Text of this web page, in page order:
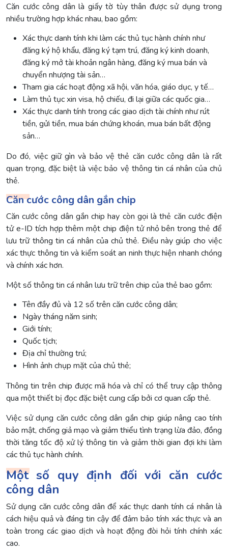
Căn cước công dân là giấy tờ tùy thân được sử dụng trong
nhiều trường hợp khác nhau, bao gồm:
Xác thực danh tính khi làm các thủ tục hành chính như
đăng ký hộ khẩu, đăng ký tạm trú, đăng ký kinh doanh,
đăng ký mở tài khoản ngân hàng, đăng ký mua bán và
chuyển nhượng tài sản…
Tham gia các hoạt động xã hội, văn hóa, giáo dục, y tế…
Làm thủ tục xin visa, hộ chiếu, đi lại giữa các quốc gia…
Xác thực danh tính trong các giao dịch tài chính như rút
tiền, gửi tiền, mua bán chứng khoán, mua bán bất động
sản…
Do đó, việc giữ gìn và bảo vệ thẻ căn cước công dân là rất
quan trọng, đặc biệt là việc bảo vệ thông tin cá nhân của chủ
thẻ.
Căn cước công dân gắn chip
Căn cước công dân gắn chip hay còn gọi là thẻ căn cước điện
tử e-ID tích hợp thêm một chip điện tử nhỏ bên trong thẻ để
lưu trữ thông tin cá nhân của chủ thẻ. Điều này giúp cho việc
xác thực thông tin và kiểm soát an ninh thực hiện nhanh chóng
và chính xác hơn.
Một số thông tin cá nhân lưu trữ trên chip của thẻ bao gồm:
Tên đầy đủ và 12 số trên căn cước công dân;
Ngày tháng năm sinh;
Giới tính;
Quốc tịch;
Địa chỉ thường trú;
Hình ảnh chụp mặt của chủ thẻ;
Thông tin trên chip được mã hóa và chỉ có thể truy cập thông
qua một thiết bị đọc đặc biệt cung cấp bởi cơ quan cấp thẻ.
Việc sử dụng căn cước công dân gắn chip giúp nâng cao tính
bảo mật, chống giả mạo và giảm thiểu tình trạng lừa đảo, đồng
thời tăng tốc độ xử lý thông tin và giảm thời gian đợi khi làm
các thủ tục hành chính.
Một số quy định đối với căn cước
công dân
Sử dụng căn cước công dân để xác thực danh tính cá nhân là
cách hiệu quả và đáng tin cậy để đảm bảo tính xác thực và an
toàn trong các giao dịch và hoạt động đòi hỏi tính chính xác
cao.